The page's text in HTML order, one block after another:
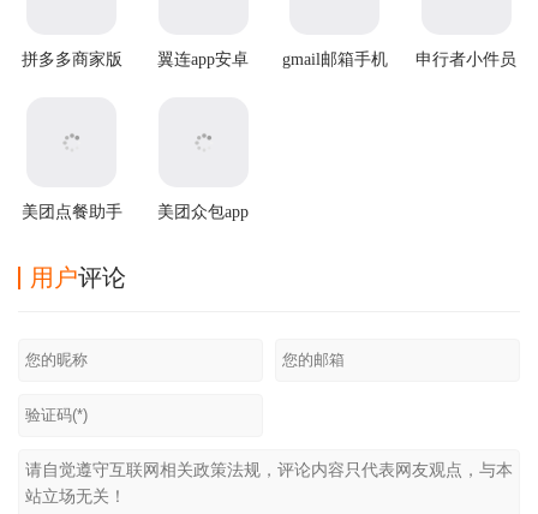
拼多多商家版
翼连app安卓
gmail邮箱手机
申行者小件员
美团点餐助手
美团众包app
用户评论